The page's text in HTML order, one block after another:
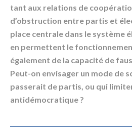
tant aux relations de
d’obstruction entre partis et
place centrale dans le système
en permettent le
également de la capacité de
Peut-on envisager un mode de
passerait de partis, ou qui
antidémocratique ?